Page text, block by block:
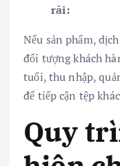
rãi:
Nếu sản phẩm,
đối tượng khách
tuổi, thu nhập,
để tiếp cận tệp
Quy